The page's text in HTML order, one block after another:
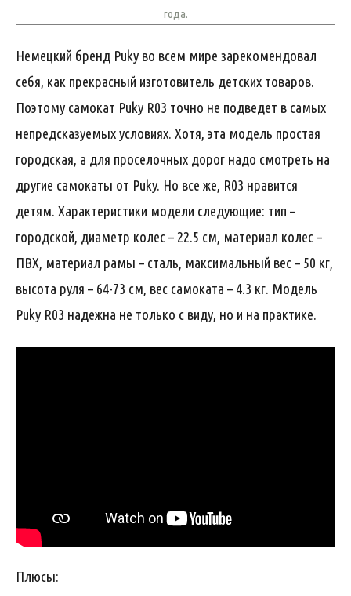
года.
Немецкий бренд Puky во всем мире зарекомендовал
себя, как прекрасный изготовитель детских товаров.
Поэтому самокат Puky R03 точно не подведет в самых
непредсказуемых условиях. Хотя, эта модель простая
городская, а для проселочных дорог надо смотреть на
другие самокаты от Puky. Но все же, R03 нравится
детям. Характеристики модели следующие: тип –
городской, диаметр колес – 22.5 см, материал колес –
ПВХ, материал рамы – сталь, максимальный вес – 50 кг,
высота руля – 64-73 см, вес самоката – 4.3 кг. Модель
Puky R03 надежна не только с виду, но и на практике.
Плюсы: